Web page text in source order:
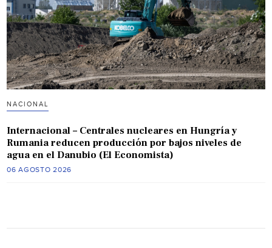
NACIONAL
Internacional – Centrales nucleares en Hungría y
Rumania reducen producción por bajos niveles de
agua en el Danubio (El Economista)
06 AGOSTO 2026